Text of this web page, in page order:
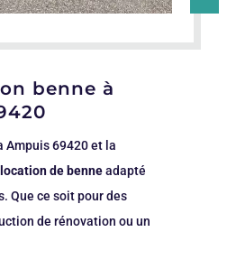
benne à
Ampuis 69420 et la
location de benneadapté
Que ce soit pour des
de rénovation ou un